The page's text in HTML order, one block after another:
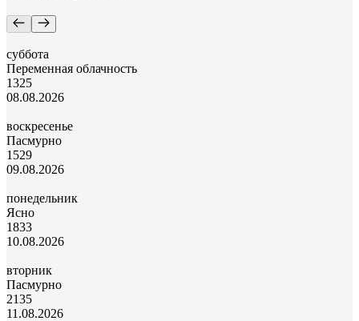
суббота
Переменная облачность
1325
08.08.2026
воскресенье
Пасмурно
1529
09.08.2026
понедельник
Ясно
1833
10.08.2026
вторник
Пасмурно
2135
11.08.2026